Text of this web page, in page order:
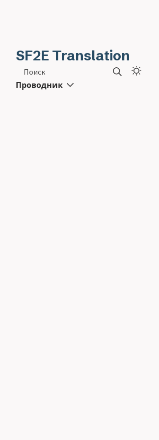
SF2E Translation
Поиск
Проводник